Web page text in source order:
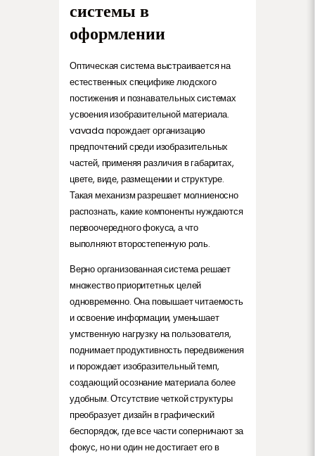
системы в
оформлении
Оптическая система выстраивается на
естественных специфике людского
постижения и познавательных системах
усвоения изобразительной материала.
vavada порождает организацию
предпочтений среди изобразительных
частей, применяя различия в габаритах,
цвете, виде, размещении и структуре.
Такая механизм разрешает молниеносно
распознать, какие компоненты нуждаются
первоочередного фокуса, а что
выполняют второстепенную роль.
Верно организованная система решает
множество приоритетных целей
одновременно. Она повышает читаемость
и освоение информации, уменьшает
умственную нагрузку на пользователя,
поднимает продуктивность передвижения
и порождает изобразительный темп,
создающий осознание материала более
удобным. Отсутствие четкой структуры
преобразует дизайн в графический
беспорядок, где все части соперничают за
фокус, но ни один не достигает его в